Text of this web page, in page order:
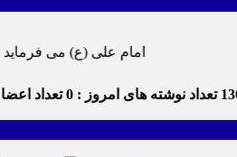
امام علی (ع) می فرماید : هر کس از خود بدگویی و انتقاد کند٬ خود را اصلاح کرده
تعداد نوشته های امروز : 0 تعداد اعضا